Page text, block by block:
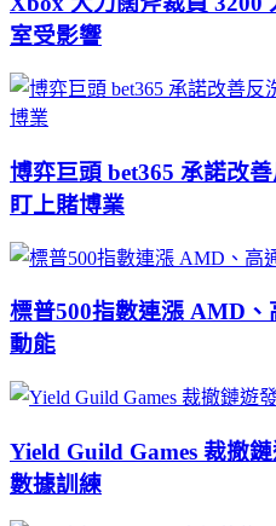
室受影響
博弈巨頭 bet365 承諾改
盯上賭博業
標普500指數連漲 AMD
動能
Yield Guild Games 裁撤
數據訓練